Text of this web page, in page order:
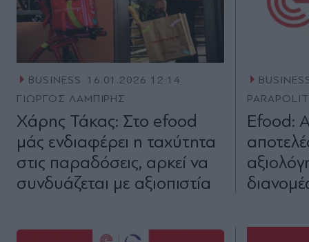
BUSINESS
16.01.2026 12:14
ΓΙΩΡΓΟΣ ΛΑΜΠΙΡΗΣ
Χάρης Τάκας: Στο efood
μάς ενδιαφέρει η ταχύτητα
στις παραδόσεις, αρκεί να
συνδυάζεται με αξιοπιστία
Efood: